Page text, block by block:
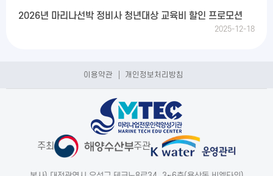
2026년 마리나선박 정비사 청년대상 교육비 할인 프로모션
2025-12-18
이용약관 개인정보처리방침
주최 주관